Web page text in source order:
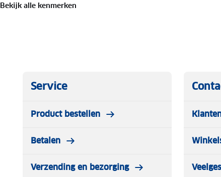
Bekijk alle kenmerken
Service
Product bestellen
Betalen
Verzending en bezorging